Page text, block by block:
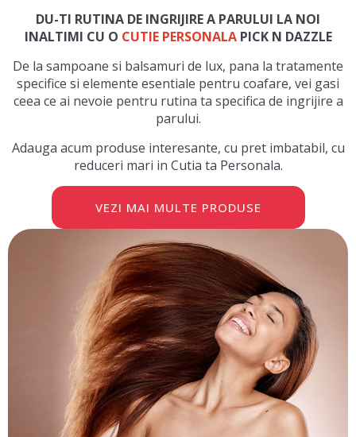
DU-TI RUTINA DE INGRIJIRE A PARULUI LA NOI
INALTIMI CU O CUTIE PERSONALAPICK N DAZZLE
De la sampoane si balsamuri de lux, pana la tratamente
specifice si elemente esentiale pentru coafare, vei gasi
ceea ce ai nevoie pentru rutina ta specifica de ingrijire a
parului.
Adauga acum produse interesante, cu pret imbatabil, cu
reduceri mari in Cutia ta Personala.
VEZI MAI MULTE PRODUSE